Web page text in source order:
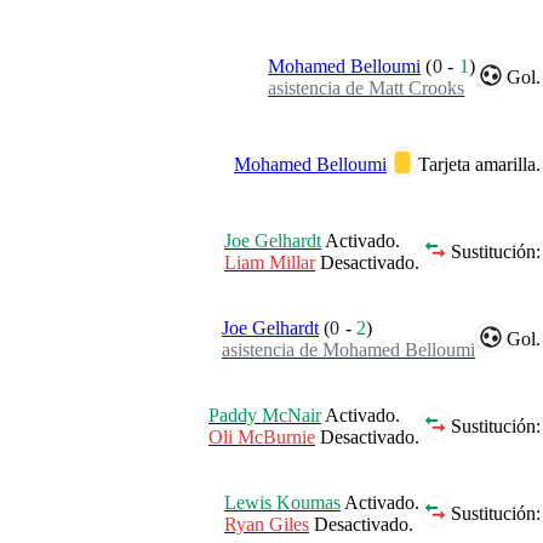
Gol.
Mohamed Belloumi (0- 1)
asistencia de Matt Crooks
Tarjeta amarilla.
Mohamed Belloumi
Sustitución:
Joe Gelhardt Activado.
Liam MillarDesactivado.
Gol.
Joe Gelhardt (0 - 2)
asistencia de Mohamed Belloumi
Sustitución:
Paddy McNairActivado.
Oli McBurnie Desactivado.
Sustitución:
Lewis Koumas Activado.
Ryan Giles Desactivado.